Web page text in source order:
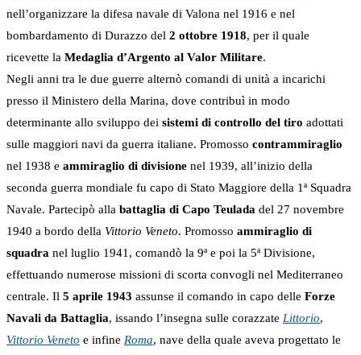
nell’organizzare la difesa navale di Valona nel 1916 e nel
bombardamento di Durazzo del 2 ottobre 1918, per il quale
ricevette la Medaglia d’Argento al Valor Militare.
Negli anni tra le due guerre alternò comandi di unità a incarichi
presso il Ministero della Marina, dove contribuì in modo
determinante allo sviluppo dei sistemi di controllo del tiro adottati
sulle maggiori navi da guerra italiane. Promosso contrammiraglio
nel 1938 e ammiraglio di divisione nel 1939, all’inizio della
seconda guerra mondiale fu capo di Stato Maggiore della 1ª Squadra
Navale. Partecipò alla battaglia di Capo Teulada del 27 novembre
1940 a bordo della Vittorio Veneto. Promosso ammiraglio di
squadra nel luglio 1941, comandò la 9ª e poi la 5ª Divisione,
effettuando numerose missioni di scorta convogli nel Mediterraneo
centrale. Il 5 aprile 1943 assunse il comando in capo delle Forze
Navali da Battaglia, issando l’insegna sulle corazzate Littorio,
Vittorio Veneto e infine Roma, nave della quale aveva progettato le